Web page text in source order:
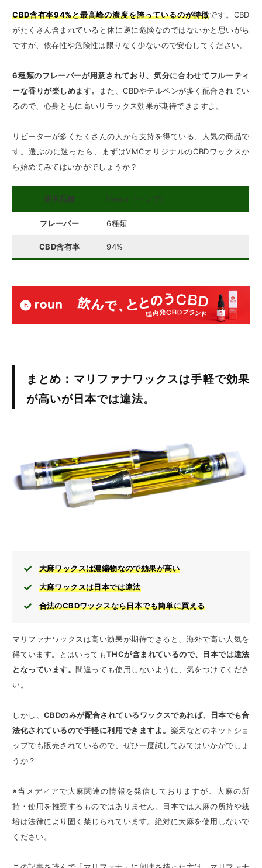
CBD含有率94%と最高峰の濃度を誇っているのが特徴です。CBD
がたくさん含まれていると体に逆に危険なのではないかと思いがち
ですが、依存性や危険性は限りなく少ないので安心してください。
6種類のフレーバーが用意されており、気分に合わせてフルーティ
ーな香りが楽しめます。
また、CBDやテルペンが多く配合されてい
るので、心身ともに高いリラックス効果が期待できますよ。
リピーターが多くたくさんの人から支持を得ている、人気の商品で
す。選ぶのに迷ったら、まずはVMCオリジナルのCBDワックスか
ら始めてみてはいかがでしょうか？
使用品種 Hemp（ヘンプ）
フレーバー 6種類
CBD含有率 94%
まとめ：マリファナワックスは手軽で効果
が高いが日本では違法。
大麻ワックスは濃縮物なので効果が高い
大麻ワックスは日本では違法
合法のCBDワックスなら日本でも簡単に買える
マリファナワックスは高い効果が期待できると、海外で高い人気を
得ています。とはいってもTHCが含まれているので、日本では違法
となっています。間違っても使用しないように、気をつけてくださ
い。
しかし、 CBDのみが配合されているワックスであれば、日本でも合
法化されているので手軽に利用できますよ。 楽天などのネットショ
ップでも販売されているので、ぜひ一度試してみてはいかがでしょ
うか？
※当メディアで大麻関連の情報を発信しておりますが、大麻の所
持・使用を推奨するものではありません。日本では大麻の所持や栽
培は法律により固く禁じられています。絶対に大麻を使用しないで
ください。